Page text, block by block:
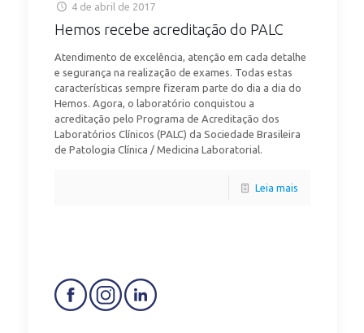
4 de abril de 2017
Hemos recebe acreditação do PALC
Atendimento de excelência, atenção em cada detalhe
e segurança na realização de exames. Todas estas
características sempre fizeram parte do dia a dia do
Hemos. Agora, o laboratório conquistou a
acreditação pelo Programa de Acreditação dos
Laboratórios Clínicos (PALC) da Sociedade Brasileira
de Patologia Clínica / Medicina Laboratorial.
Leia mais